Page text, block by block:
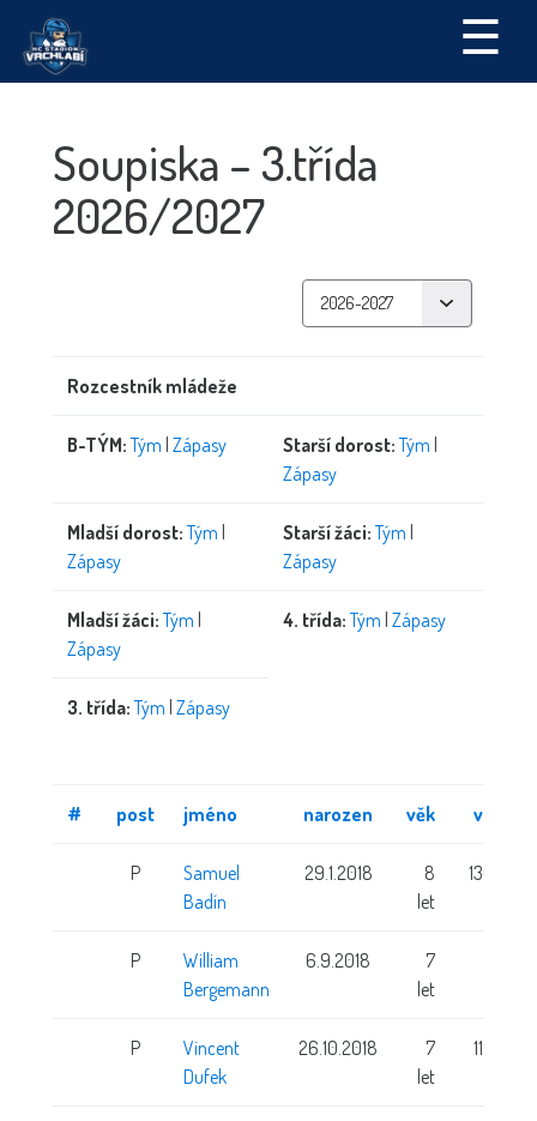
☰
Soupiska – 3.třída
2026/2027
Rozcestník mládeže
B-TÝM: Tým | Zápasy Starší dorost: Tým |
Zápasy
Mladší dorost: Tým |
Zápasy
Starší žáci: Tým |
Zápasy
Mladší žáci: Tým |
Zápasy
4. třída: Tým | Zápasy
3. třída: Tým | Zápasy
# post jméno narozen věk výška
P
Samuel
Badín
29.1.2018
8
let
136 cm
P
William
Bergemann
6.9.2018
7
let
P
Vincent
Dufek
26.10.2018
7
let
119 cm